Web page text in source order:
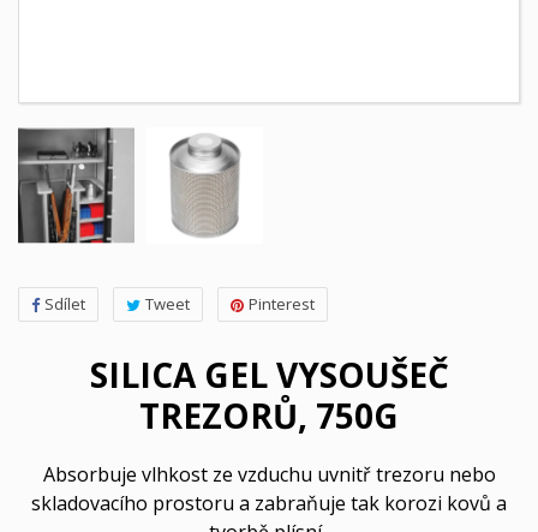
Sdílet Tweet Pinterest
SILICA GEL VYSOUŠEČ
TREZORŮ, 750G
Absorbuje vlhkost ze vzduchu uvnitř trezoru nebo
skladovacího prostoru a zabraňuje tak korozi kovů a